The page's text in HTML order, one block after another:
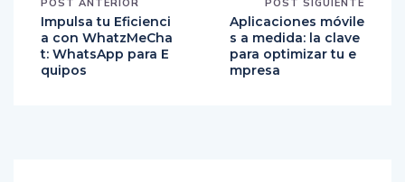
POST ANTERIOR
Impulsa tu Eficienci
a con WhatzMeCha
t: WhatsApp para E
quipos
POST SIGUIENTE
Aplicaciones móvile
s a medida: la clave
para optimizar tu e
mpresa